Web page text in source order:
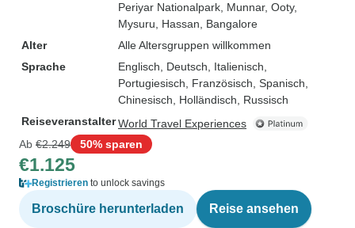
Periyar Nationalpark , Munnar, Ooty,
Mysuru , Hassan , Bangalore
Alter
Alle Altersgruppen willkommen
Sprache
Englisch, Deutsch, Italienisch,
Portugiesisch, Französisch, Spanisch,
Chinesisch, Holländisch, Russisch
ReiseveranstalterWorld Travel Experiences
Ab €2.249 50% sparen
€1.125
Registrieren to unlock savings
Broschüre herunterladen Reise ansehen